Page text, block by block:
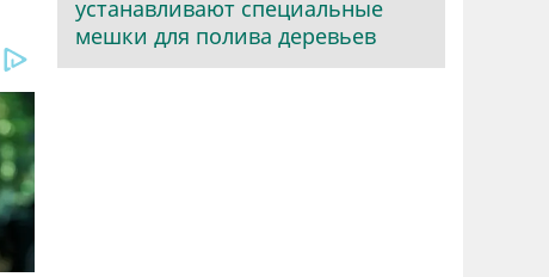
устанавливают специальные
мешки для полива деревьев